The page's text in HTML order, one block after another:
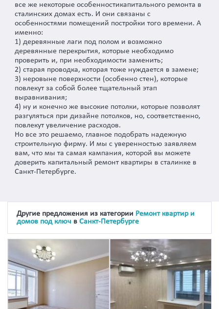
все же некоторые особенностикапитального ремонта в
сталинских домах есть. И они связаны с
особенностями помещений постройки того времени. А
именно:
1) деревянные лаги под полом и возможно
деревянные перекрытия, которые необходимо
проверить и, при необходимости заменить;
2) старая проводка, которая тоже нуждается в замене;
3) неровыне поверхности (особенно стен), которые
повлекут за собой более тщательный этап
выравнивания;
4) ну и конечно же высокие потолки, которые позволят
разгуляться при дизайне потолков, но, соответственно,
повлекут увеличение расходов.
Но все это решаемо, главное подобрать надежную
строительную фирму. И мы с уверенностью заявляем
вам, что мы та самая кампания, которой вы можете
доверить капитальный ремонт квартиры в сталинке в
Санкт-Петербурге.
Другие предложения из категории Ремонт квартир и
домов под ключ в Санкт-Петербурге